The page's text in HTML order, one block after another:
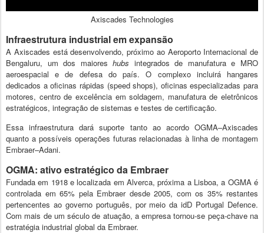
Axiscades Technologies
Infraestrutura industrial em expansão
A Axiscades está desenvolvendo, próximo ao Aeroporto Internacional de
Bengaluru, um dos maioreshubs integrados de manufatura e MRO
aeroespacial e de defesa do país. O complexo incluirá hangares
dedicados a oficinas rápidas (speed shops), oficinas especializadas para
motores, centro de excelência em soldagem, manufatura de eletrônicos
estratégicos, integração de sistemas e testes de certificação.
Essa infraestrutura dará suporte tanto ao acordo OGMA–Axiscades
quanto a possíveis operações futuras relacionadas à linha de montagem
Embraer–Adani.
OGMA: ativo estratégico da Embraer
Fundada em 1918 e localizada em Alverca, próxima a Lisboa, a OGMA é
controlada em 65% pela Embraer desde 2005, com os 35% restantes
pertencentes ao governo português, por meio da idD Portugal Defence.
Com mais de um século de atuação, a empresa tornou-se peça-chave na
estratégia industrial global da Embraer.